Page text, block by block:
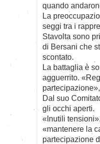
quando
La
seggi tra i
Stavolta sono
di Bersani che
scontato.
La battaglia è
agguerrito.
Dal suo
gli occhi aperti.
«Inutili
«mantenere la
partecipazione